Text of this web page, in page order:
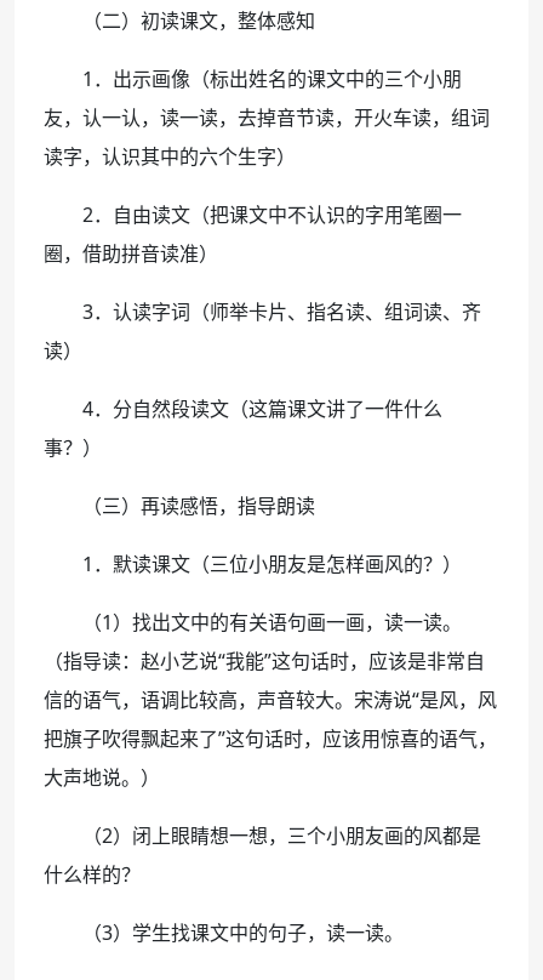
（二）初读课文，整体感知
1．出示画像（标出姓名的课文中的三个小朋
友，认一认，读一读，去掉音节读，开火车读，组词
读字，认识其中的六个生字）
2．自由读文（把课文中不认识的字用笔圈一
圈，借助拼音读准）
3．认读字词（师举卡片、指名读、组词读、齐
读）
4．分自然段读文（这篇课文讲了一件什么
事？）
（三）再读感悟，指导朗读
1．默读课文（三位小朋友是怎样画风的？）
（1）找出文中的有关语句画一画，读一读。
（指导读：赵小艺说“我能”这句话时，应该是非常自
信的语气，语调比较高，声音较大。宋涛说“是风，风
把旗子吹得飘起来了”这句话时，应该用惊喜的语气，
大声地说。）
（2）闭上眼睛想一想，三个小朋友画的风都是
什么样的？
（3）学生找课文中的句子，读一读。